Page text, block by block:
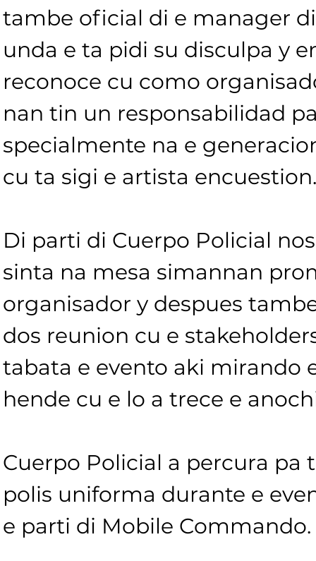
tambe oficial di e manager
unda e ta pidi su disculpa y
reconoce cu como
nan tin un responsabilidad
specialmente na e
cu ta sigi e artista encuestion.
Di parti di Cuerpo Policial
sinta na mesa simannan
organisador y despues
dos reunion cu e
tabata e evento aki mirando
hende cu e lo a trece e
Cuerpo Policial a percura
polis uniforma durante e
e parti di Mobile Commando.